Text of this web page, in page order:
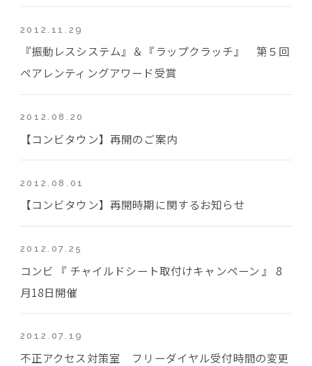
2012.11.29
『振動レスシステム』＆『ラップクラッチ』 第５回
ペアレンティングアワード受賞
2012.08.20
【コンビタウン】再開のご案内
2012.08.01
【コンビタウン】再開時期に関するお知らせ
2012.07.25
コンビ 『 チャイルドシート取付けキャンペーン 』 8
月18日開催
2012.07.19
不正アクセス対策室 フリーダイヤル受付時間の変更